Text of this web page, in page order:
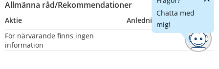
Allmänna råd/Rekommendationer
Aktie Anledning
För närvarande finns ingen
information
Chatta med
mig!